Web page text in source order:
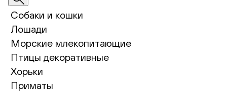
Собаки и кошки
Лошади
Морские млекопитающие
Птицы декоративные
Хорьки
Приматы